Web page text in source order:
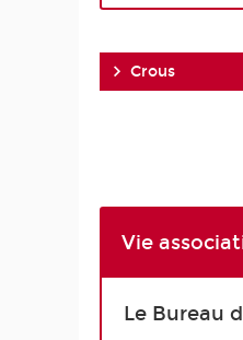
Crous
Vie
Le Bureau